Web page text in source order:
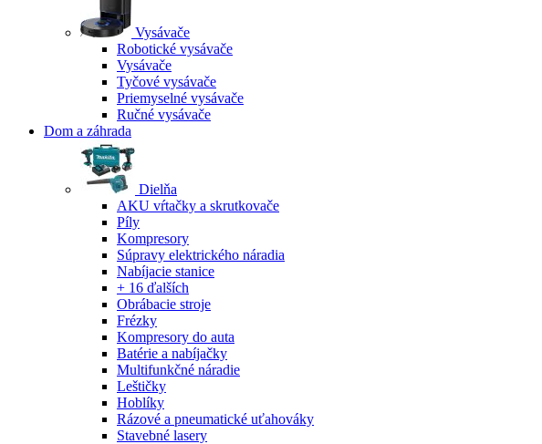
Vysávače
Robotické vysávače
Vysávače
Tyčové vysávače
Priemyselné vysávače
Ručné vysávače
Dom a záhrada
Dielňa
AKU vŕtačky a skrutkovače
Píly
Kompresory
Súpravy elektrického náradia
Nabíjacie stanice
+ 16 ďalších
Obrábacie stroje
Frézky
Kompresory do auta
Batérie a nabíjačky
Multifunkčné náradie
Leštičky
Hoblíky
Rázové a pneumatické uťahováky
Stavebné lasery